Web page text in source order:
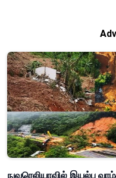
நுவரெலியாவில் இயல்பு